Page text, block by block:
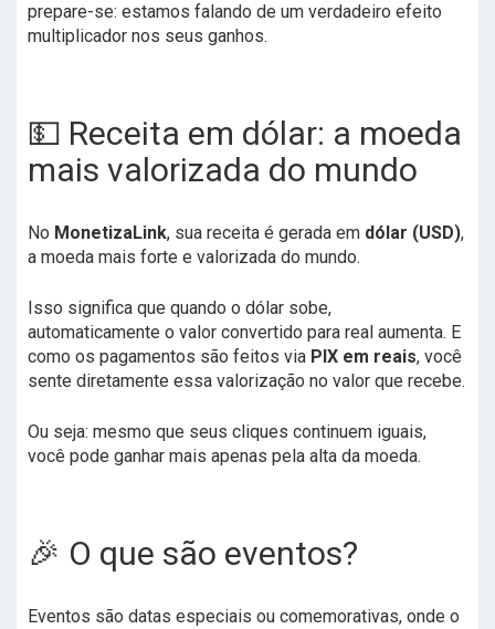
prepare-se: estamos falando de um verdadeiro efeito
multiplicador nos seus ganhos.
💵 Receita em dólar: a moeda
mais valorizada do mundo
No MonetizaLink, sua receita é gerada em dólar (USD),
a moeda mais forte e valorizada do mundo.
Isso significa que quando o dólar sobe,
automaticamente o valor convertido para real aumenta. E
como os pagamentos são feitos via PIX em reais, você
sente diretamente essa valorização no valor que recebe.
Ou seja: mesmo que seus cliques continuem iguais,
você pode ganhar mais apenas pela alta da moeda.
🎉 O que são eventos?
Eventos são datas especiais ou comemorativas, onde o